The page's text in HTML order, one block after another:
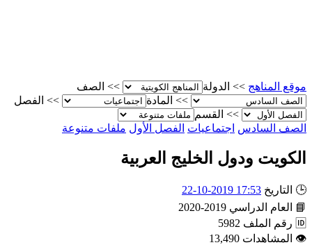
موقع المناهج >> الدولة >>
الصف
>>
المادة >>
الفصل
>>
القسم
الصف السادس
اجتماعيات الفصل الأول ملفات متنوعة
الكويت ودول الخليج العربية
🕒 التاريخ 17:53 2019-10-22
📘
العام الدراسي 2019-2020
🆔 رقم الملف 5982
👁
المشاهدات 13,490